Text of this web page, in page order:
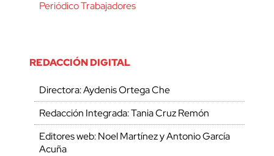
Periódico Trabajadores
REDACCIÓN DIGITAL
Directora: Aydenis Ortega Che
Redacción Integrada: Tania Cruz Remón
Editores web: Noel Martínez y Antonio García
Acuña